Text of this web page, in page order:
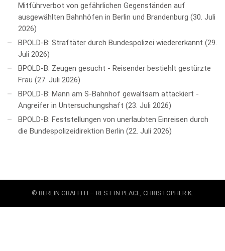
Mitführverbot von gefährlichen Gegenständen auf
ausgewählten Bahnhöfen in Berlin und Brandenburg 30. Juli
2026
BPOLD-B: Straftäter durch Bundespolizei wiedererkannt
29.
Juli 2026
BPOLD-B: Zeugen gesucht - Reisender bestiehlt gestürzte
Frau
27. Juli 2026
BPOLD-B: Mann am S-Bahnhof gewaltsam attackiert -
Angreifer in Untersuchungshaft
23. Juli 2026
BPOLD-B: Feststellungen von unerlaubten Einreisen durch
die Bundespolizeidirektion Berlin
22. Juli 2026
© BERLIN GRAFFITI – REST IN PEACE, CHRISTOPHER K.